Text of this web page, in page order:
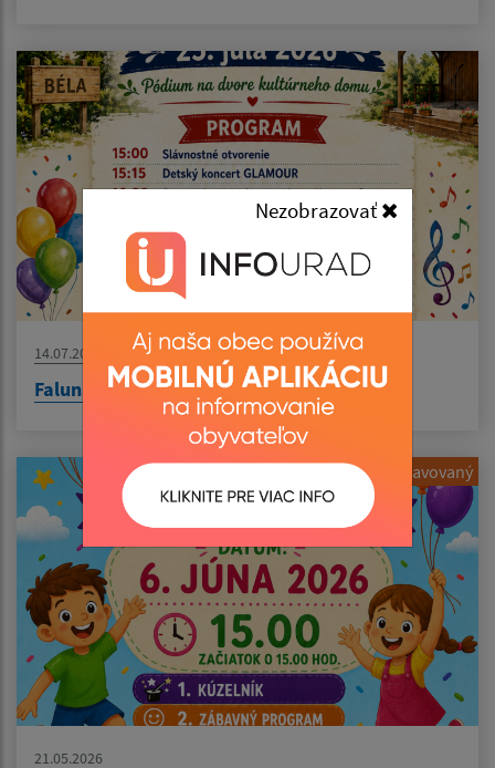
Nezobrazovať
14.07.2026
Falunap 2026
Pripravovaný
21.05.2026